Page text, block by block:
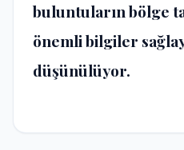
buluntuların bölge
önemli bilgiler
düşünülüyor.